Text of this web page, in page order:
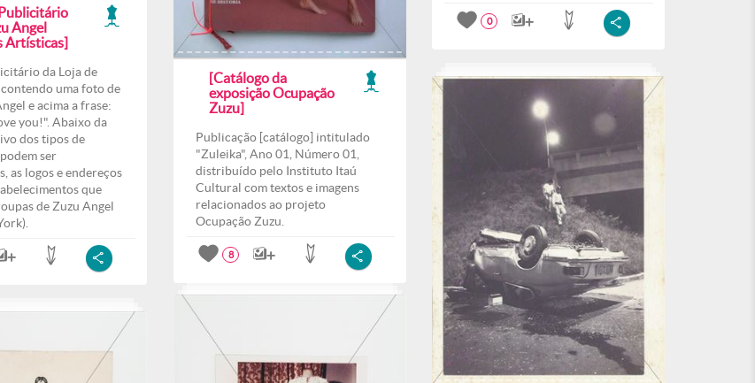
0
Angel
Artísticas]
da Loja de
uma foto de
e acima a frase:
you!". Abaixo da
dos tipos de
ser
as logos e endereços
que
de Zuzu Angel
[Catálogo da
exposição Ocupação
Zuzu]
Publicação [catálogo] intitulado
"Zuleika", Ano 01, Número 01,
distribuído pelo Instituto Itaú
Cultural com textos e imagens
relacionados ao projeto
Ocupação Zuzu.
8